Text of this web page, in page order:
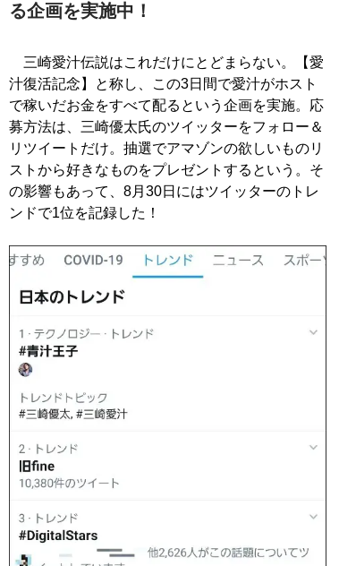
る企画を実施中！
三崎愛汁伝説はこれだけにとどまらない。【愛
汁復活記念】と称し、この3日間で愛汁がホスト
で稼いだお金をすべて配るという企画を実施。応
募方法は、三崎優太氏のツイッターをフォロー＆
リツイートだけ。抽選でアマゾンの欲しいものリ
ストから好きなものをプレゼントするという。そ
の影響もあって、8月30日にはツイッターのトレ
ンドで1位を記録した！